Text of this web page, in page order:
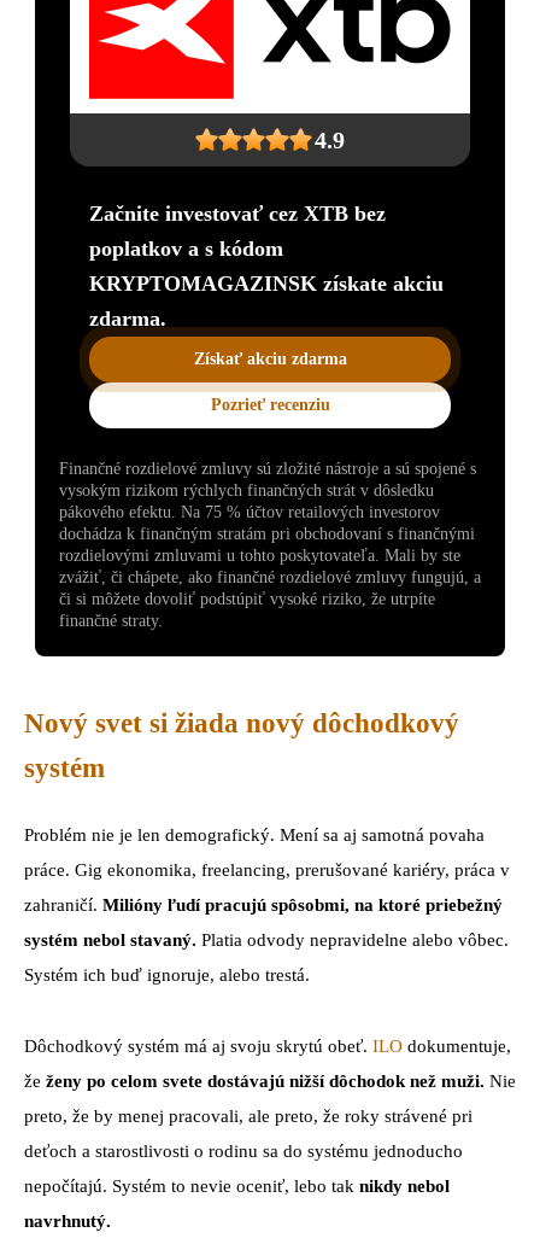
4.9
Začnite investovať cez XTB bez
poplatkov a s kódom
KRYPTOMAGAZINSK získate akciu
zdarma.
Získať akciu zdarma
Pozrieť recenziu
Finančné rozdielové zmluvy sú zložité nástroje a sú spojené s
vysokým rizikom rýchlych finančných strát v dôsledku
pákového efektu. Na 75 % účtov retailových investorov
dochádza k finančným stratám pri obchodovaní s finančnými
rozdielovými zmluvami u tohto poskytovateľa. Mali by ste
zvážiť, či chápete, ako finančné rozdielové zmluvy fungujú, a
či si môžete dovoliť podstúpiť vysoké riziko, že utrpíte
finančné straty.
Nový svet si žiada nový dôchodkový
systém
Problém nie je len demografický. Mení sa aj samotná povaha
práce. Gig ekonomika, freelancing, prerušované kariéry, práca v
zahraničí. Milióny ľudí pracujú spôsobmi, na ktoré priebežný
systém nebol stavaný. Platia odvody nepravidelne alebo vôbec.
Systém ich buď ignoruje, alebo trestá.
Dôchodkový systém má aj svoju skrytú obeť. ILO dokumentuje,
že ženy po celom svete dostávajú nižší dôchodok než muži. Nie
preto, že by menej pracovali, ale preto, že roky strávené pri
deťoch a starostlivosti o rodinu sa do systému jednoducho
nepočítajú. Systém to nevie oceniť, lebo tak nikdy nebol
navrhnutý.